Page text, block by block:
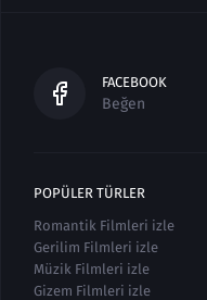
FACEBOOK
Beğen
POPÜLER TÜRLER
Romantik Filmleri izle
Gerilim Filmleri izle
Müzik Filmleri izle
Gizem Filmleri izle